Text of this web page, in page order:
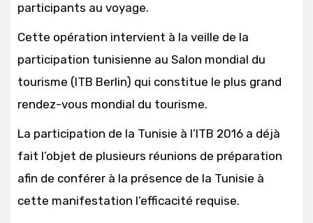
participants au voyage.
Cette opération intervient à la veille de la
participation tunisienne au Salon mondial du
tourisme (ITB Berlin) qui constitue le plus grand
rendez-vous mondial du tourisme.
La participation de la Tunisie à l’ITB 2016 a déjà
fait l’objet de plusieurs réunions de préparation
afin de conférer à la présence de la Tunisie à
cette manifestation l’efficacité requise.